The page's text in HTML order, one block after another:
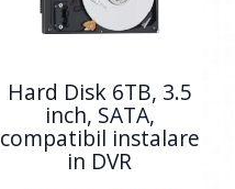
Hard Disk 6TB, 3.5
inch, SATA,
compatibil instalare
in DVR